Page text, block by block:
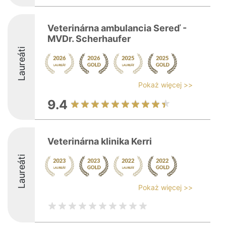
Laureáti
Veterinárna ambulancia Sereď -
MVDr. Scherhaufer
Pokaż więcej >>
9.4
Laureáti
Veterinárna klinika Kerri
Pokaż więcej >>